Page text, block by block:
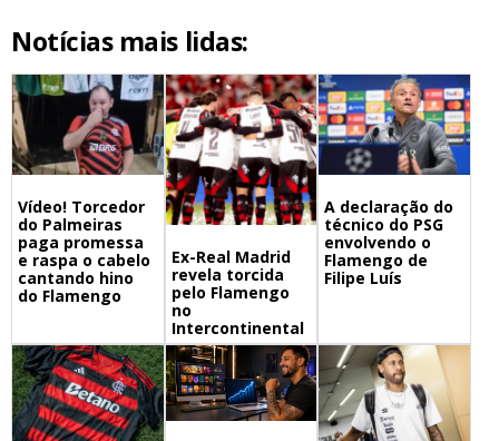
Notícias mais lidas:
Vídeo! Torcedor
do Palmeiras
paga promessa
e raspa o cabelo
cantando hino
do Flamengo
Ex-Real Madrid
revela torcida
pelo Flamengo
no
Intercontinental
A declaração do
técnico do PSG
envolvendo o
Flamengo de
Filipe Luís